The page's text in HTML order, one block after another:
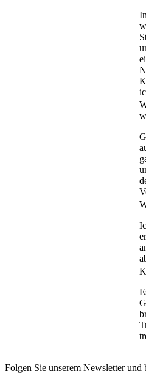
Folgen Sie unserem Newsletter und